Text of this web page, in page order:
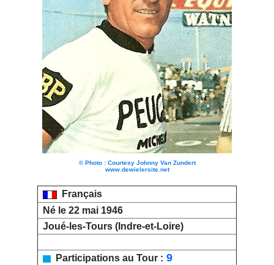
© Photo : Courtesy Johnny Van Zundert
www.dewielersite.net
Français
Né le 22 mai 1946
Joué-les-Tours (Indre-et-Loire)
Participations au Tour : 9